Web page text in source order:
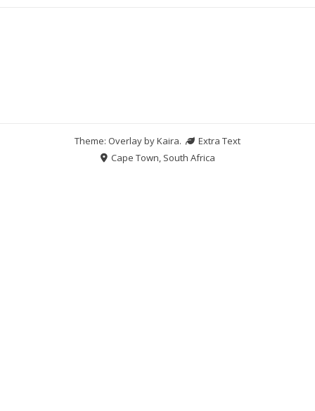
Theme: Overlay byKaira.
Extra Text
Cape Town, South Africa